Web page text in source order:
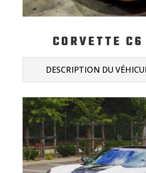
CORVETTE
DESCRIPTION DU